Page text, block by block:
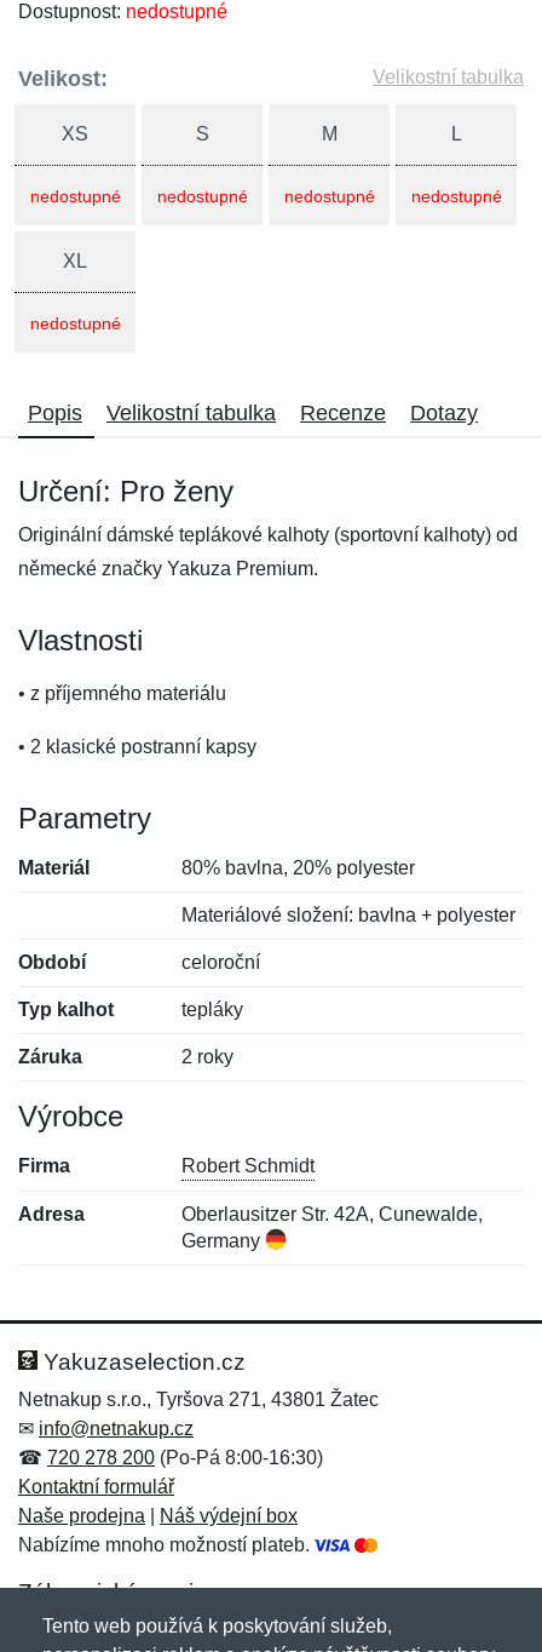
Dostupnost: nedostupné
Velikost: Velikostní tabulka
XS
nedostupné
S
nedostupné
M
nedostupné
L
nedostupné
XL
nedostupné
Popis Velikostní tabulka Recenze Dotazy
Určení: Pro ženy
Originální dámské teplákové kalhoty (sportovní kalhoty) od
německé značky Yakuza Premium.
Vlastnosti
• z příjemného materiálu
• 2 klasické postranní kapsy
Parametry
Materiál 80% bavlna, 20% polyester
Materiálové složení: bavlna + polyester
Období celoroční
Typ kalhot tepláky
Záruka 2 roky
Výrobce
Firma Robert Schmidt
Adresa
Oberlausitzer Str. 42A, Cunewalde,
Germany
Hodnocení:
Jméno: *
Jméno:
E-mail:*
Yakuzaselection.cz
Netnakup s.r.o., Tyršova 271, 43801 Žatec
✉ info@netnakup.cz
☎ 720 278 200 (Po-Pá 8:00-16:30)
Kontaktní formulář
Naše prodejna
Náš výdejní box
Nabízíme mnoho možností plateb.
Zákaznický servis
Novinky emailem
Tento web používá k poskytování služeb,